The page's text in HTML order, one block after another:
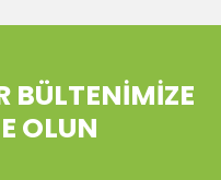
BÜLTENİMİZE
OLUN